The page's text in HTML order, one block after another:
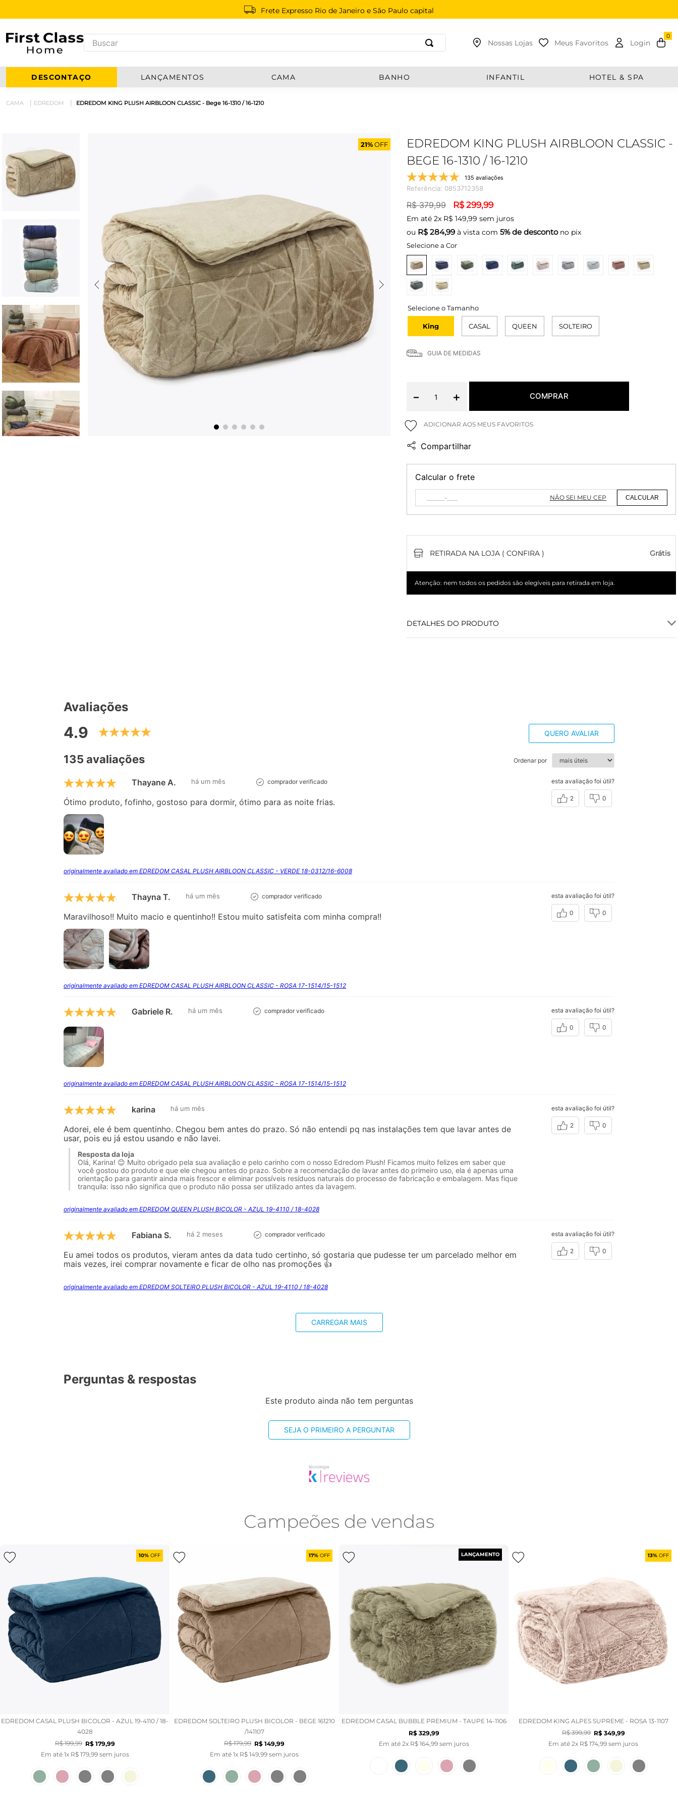
Frete Expresso Rio de Janeiro e São Paulo capital
Buscar
Nossas Lojas Meus Favoritos Login
DESCONTAÇO LANÇAMENTOS CAMA BANHO INFANTIL HOTEL & SPA
CAMA EDREDOM EDREDOM KING PLUSH AIRBLOON CLASSIC - Bege 16-1310 / 16-1210
21%OFF
EDREDOM KING PLUSH AIRBLOON CLASSIC -
BEGE 16-1310 / 16-1210
135 avaliações
Referência: 0853712358
R$ 379,99 R$ 299,99
Em até 2x R$ 149,99 sem juros
ou R$ 284,99à vista com 5% de descontono pix
Selecione a Cor
King CASAL QUEEN SOLTEIRO
GUIA DE MEDIDAS
＋
－ COMPRAR
Compartilhar
Calcular o frete
NÃO SEI MEU CEP CALCULAR
RETIRADA NA LOJA ( CONFIRA ) Grátis
Atenção: nem todos os pedidos são elegíveis para retirada em loja.
DETALHES DO PRODUTO
Avaliações
4.9 QUERO AVALIAR
135 avaliações Ordenar por
Thayane A. há um mês comprador verificado
Ótimo produto, fofinho, gostoso para dormir, ótimo para as noite frias.
originalmente avaliado em EDREDOM CASAL PLUSH AIRBLOON CLASSIC - VERDE 18-0312/16-6008
esta avaliação foi útil?
2 0
Thayna T. há um mês comprador verificado
Maravilhoso!! Muito macio e quentinho!! Estou muito satisfeita com minha compra!!
originalmente avaliado em EDREDOM CASAL PLUSH AIRBLOON CLASSIC - ROSA 17-1514/15-1512
esta avaliação foi útil?
0 0
Gabriele R. há um mês comprador verificado
originalmente avaliado em EDREDOM CASAL PLUSH AIRBLOON CLASSIC - ROSA 17-1514/15-1512
esta avaliação foi útil?
0 0
karina há um mês
Adorei, ele é bem quentinho. Chegou bem antes do prazo. Só não entendi pq nas instalações tem que lavar antes de
usar, pois eu já estou usando e não lavei.
Resposta da loja
Olá, Karina! 😊 Muito obrigado pela sua avaliação e pelo carinho com o nosso Edredom Plush! Ficamos muito felizes em saber que
você gostou do produto e que ele chegou antes do prazo. Sobre a recomendação de lavar antes do primeiro uso, ela é apenas uma
orientação para garantir ainda mais frescor e eliminar possíveis resíduos naturais do processo de fabricação e embalagem. Mas fique
tranquila: isso não significa que o produto não possa ser utilizado antes da lavagem.
originalmente avaliado em EDREDOM QUEEN PLUSH BICOLOR - AZUL 19-4110 / 18-4028
esta avaliação foi útil?
2 0
Fabiana S. há 2 meses comprador verificado
Eu amei todos os produtos, vieram antes da data tudo certinho, só gostaria que pudesse ter um parcelado melhor em
mais vezes, irei comprar novamente e ficar de olho nas promoções 👍
originalmente avaliado em EDREDOM SOLTEIRO PLUSH BICOLOR - AZUL 19-4110 / 18-4028
esta avaliação foi útil?
2 0
CARREGAR MAIS
Perguntas & respostas
Este produto ainda não tem perguntas
SEJA O PRIMEIRO A PERGUNTAR
Campeões de vendas
10% OFF
EDREDOM CASAL PLUSH BICOLOR - AZUL 19-4110 / 18-
4028
R$ 199,99 R$ 179,99
Em até 1x R$ 179, 99sem juros
17% OFF
EDREDOM SOLTEIRO PLUSH BICOLOR - BEGE 161210
/141107
R$ 179,99 R$ 149,99
Em até 1x R$ 149 99 sem juros
LANÇAMENTO
EDREDOM CASAL BUBBLE PREMIUM - TAUPE 14-1106
R$ 329,99
Em até 2x R$ 164, 99sem juros
13% OFF
EDREDOM KING ALPES SUPREME - ROSA 13-1107
R$ 399,99 R$ 349,99
Em até 2x R$ 174 99 sem juros